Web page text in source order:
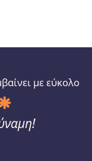
με εύκολο